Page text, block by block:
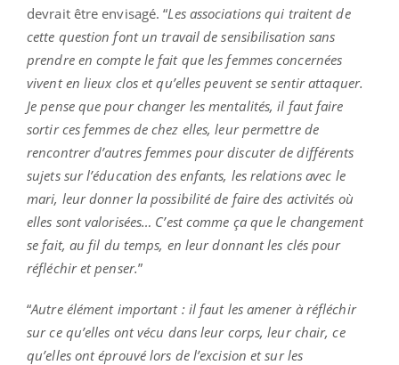
devrait être envisagé. “Les associations qui traitent de
cette question font un travail de sensibilisation sans
prendre en compte le fait que les femmes concernées
vivent en lieux clos et qu’elles peuvent se sentir attaquer.
Je pense que pour changer les mentalités, il faut faire
sortir ces femmes de chez elles, leur permettre de
rencontrer d’autres femmes pour discuter de différents
sujets sur l’éducation des enfants, les relations avec le
mari, leur donner la possibilité de faire des activités où
elles sont valorisées… C’est comme ça que le changement
se fait, au fil du temps, en leur donnant les clés pour
réfléchir et penser.”
“Autre élément important : il faut les amener à réfléchir
sur ce qu’elles ont vécu dans leur corps, leur chair, ce
qu’elles ont éprouvé lors de l’excision et sur les